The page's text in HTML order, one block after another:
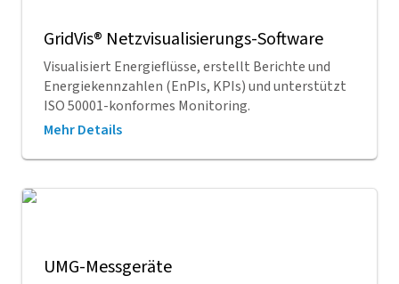
GridVis® Netzvisualisierungs-Software
Visualisiert Energieflüsse, erstellt Berichte und
Energiekennzahlen (EnPIs, KPIs) und unterstützt
ISO 50001-konformes Monitoring.
Mehr Details
UMG-Messgeräte